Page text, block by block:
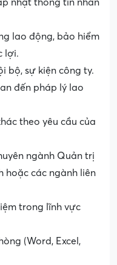
nhật thông tin nhân
lao động, bảo hiểm
lợi.
bộ, sự kiện công ty.
đến pháp lý lao
theo yêu cầu của
ngành Quản trị
hoặc các ngành liên
trong lĩnh vực
(Word, Excel,